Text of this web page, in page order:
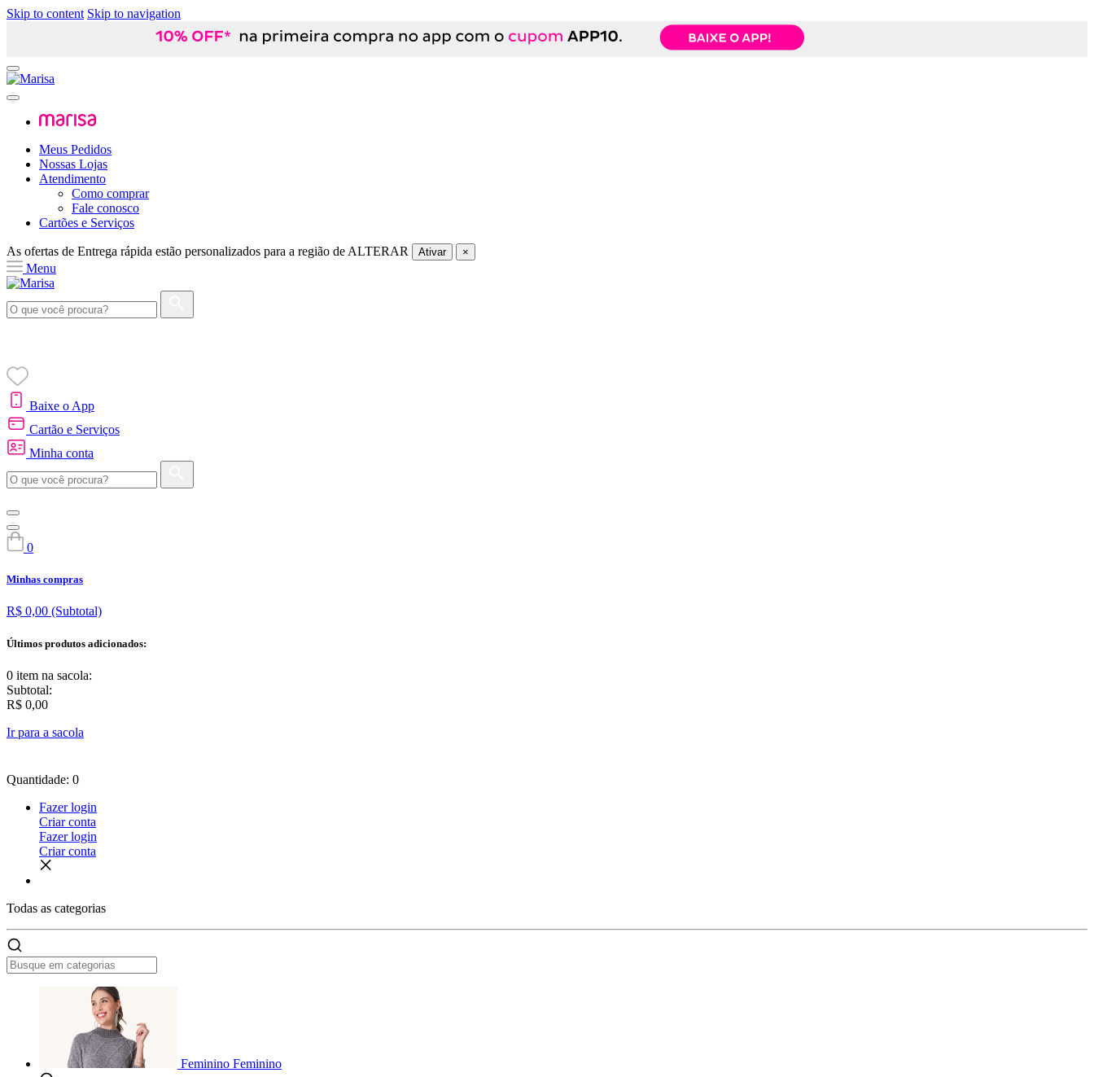
Skip to content Skip to navigation
Meus Pedidos
Nossas Lojas
Atendimento
Como comprar
Fale conosco
Cartões e Serviços
As ofertas de Entrega rápida estão personalizados para a região de ALTERAR Ativar ×
Menu
Baixe o App
Cartão e Serviços
Minha conta
0
Minhas compras
R$ 0,00 (Subtotal)
Últimos produtos adicionados:
0 item na sacola:
Subtotal:
R$ 0,00
Ir para a sacola
Quantidade: 0
Fazer login
Criar conta
Fazer login
Criar conta
Todas as categorias
Feminino Feminino